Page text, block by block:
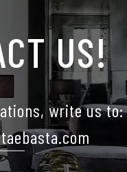
US!
write us to: